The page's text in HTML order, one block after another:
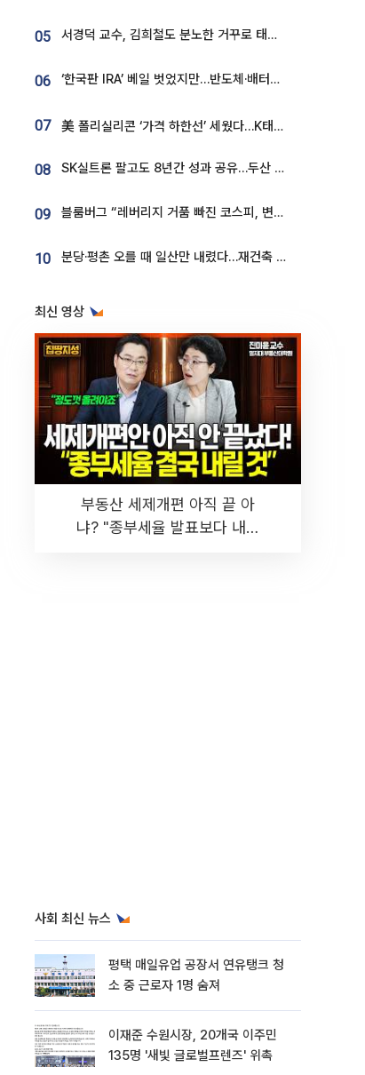
05 서경덕 교수, 김희철도 분노한 거꾸로 태극기⋯"엉터리는 아냐, 아쉬울 뿐"
06 ‘한국판 IRA’ 베일 벗었지만…반도체·배터리 업계 “시행령이 관건”
07 美 폴리실리콘 ‘가격 하한선’ 세웠다…K태양광 수혜 기대
08 SK실트론 팔고도 8년간 성과 공유…두산 인수대금 2.3조가 끝 아냐
09 블룸버그 “레버리지 거품 빠진 코스피, 변동성 최악 국면 지났을 가능성”
10 분당·평촌 오를 때 일산만 내렸다…재건축 기대감도 ‘무색’
최신 영상
부동산 세제개편 아직 끝 아
냐? "종부세율 발표보다 내릴
사회 최신 뉴스
평택 매일유업 공장서 연유탱크 청
소 중 근로자 1명 숨져
이재준 수원시장, 20개국 이주민
135명 '새빛 글로벌프렌즈' 위촉